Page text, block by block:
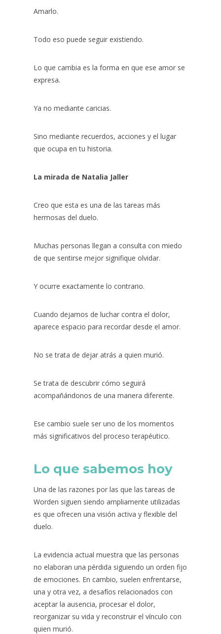
Amarlo.
Todo eso puede seguir existiendo.
Lo que cambia es la forma en que ese amor se
expresa.
Ya no mediante caricias.
Sino mediante recuerdos, acciones y el lugar
que ocupa en tu historia.
La mirada de Natalia Jaller
Creo que esta es una de las tareas más
hermosas del duelo.
Muchas personas llegan a consulta con miedo
de que sentirse mejor signifique olvidar.
Y ocurre exactamente lo contrario.
Cuando dejamos de luchar contra el dolor,
aparece espacio para recordar desde el amor.
No se trata de dejar atrás a quien murió.
Se trata de descubrir cómo seguirá
acompañándonos de una manera diferente.
Ese cambio suele ser uno de los momentos
más significativos del proceso terapéutico.
Lo que sabemos hoy
Una de las razones por las que las tareas de
Worden siguen siendo ampliamente utilizadas
es que ofrecen una visión activa y flexible del
duelo.
La evidencia actual muestra que las personas
no elaboran una pérdida siguiendo un orden fijo
de emociones. En cambio, suelen enfrentarse,
una y otra vez, a desafíos relacionados con
aceptar la ausencia, procesar el dolor,
reorganizar su vida y reconstruir el vínculo con
quien murió.